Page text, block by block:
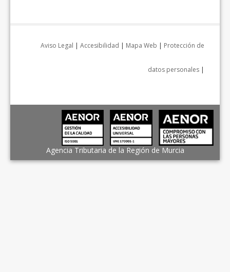
Aviso Legal | Accesibilidad | Mapa Web | Protección de
datos personales |
Agencia Tributaria de la Región de Murcia